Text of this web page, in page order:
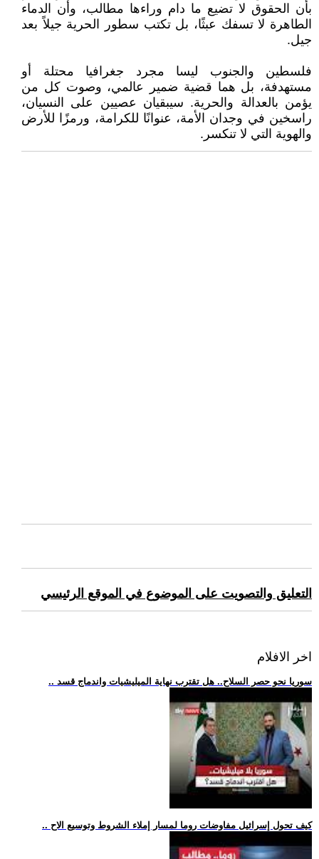
بأن الحقوق لا تضيع ما دام وراءها مطالب، وأن الدماء
الطاهرة لا تسفك عبثًا، بل تكتب سطور الحرية جيلاً بعد
جيل.
فلسطين والجنوب ليسا مجرد جغرافيا محتلة أو
مستهدفة، بل هما قضية ضمير عالمي، وصوت كل من
يؤمن بالعدالة والحرية. سيبقيان عصيين على النسيان،
راسخين في وجدان الأمة، عنوانًا للكرامة، ورمزًا للأرض
والهوية التي لا تنكسر.
التعليق والتصويت على الموضوع في الموقع الرئيسي
اخر الافلام
.. سوريا نحو حصر السلاح.. هل تقترب نهاية الميليشيات واندماج قسد
.. كيف تحول إسرائيل مفاوضات روما لمسار إملاء الشروط وتوسيع الاح